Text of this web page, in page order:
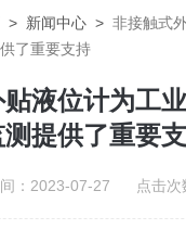
> 新闻中心 >非接触式
了重要支持
液位计为工
测提供了重要
间：2023-07-27 点击次